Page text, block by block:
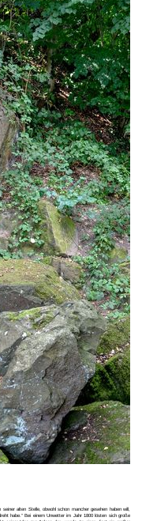
alten Stelle, obwohl schon mancher gesehen haben will,
habe.“ Bei einem Unwetter im Jahr 1800 lösten sich große